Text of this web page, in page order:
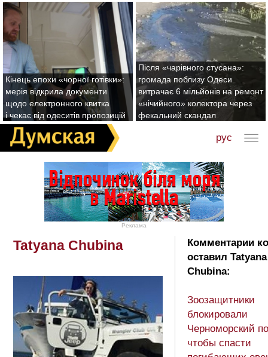
Кінець епохи «чорної готівки»:
мерія відкрила документи
щодо електронного квитка
і чекає від одеситів пропозицій
Після «чарівного стусана»:
громада поблизу Одеси
витрачає 6 мільйонів на ремонт
«нічийного» колектора через
фекальний скандал
рус
Реклама
Tatyana Chubina
Комментарии
оставил Tatyana
Chubina:
Зоозащитники
блокировали
Черноморский
чтобы спасти